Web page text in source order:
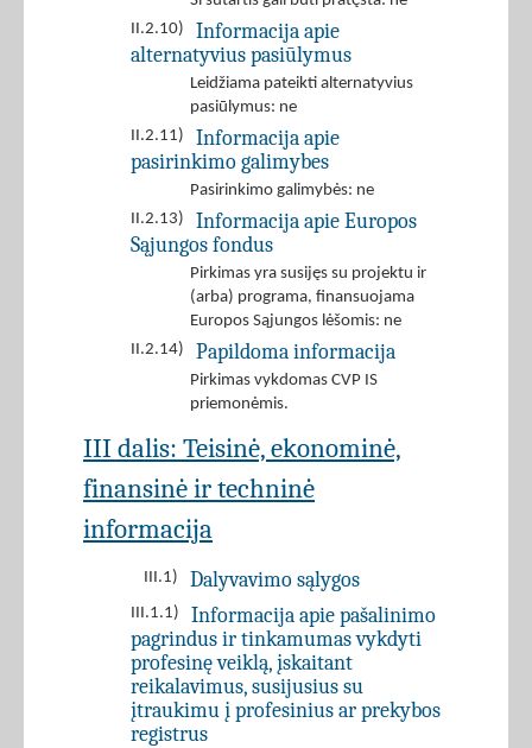
II.2.10)
Informacija apie
alternatyvius pasiūlymus
Leidžiama pateikti alternatyvius
pasiūlymus: ne
II.2.11)
Informacija apie
pasirinkimo galimybes
Pasirinkimo galimybės: ne
II.2.13)
Informacija apie Europos
Sąjungos fondus
Pirkimas yra susijęs su projektu ir
(arba) programa, finansuojama
Europos Sąjungos lėšomis: ne
II.2.14)
Papildoma informacija
Pirkimas vykdomas CVP IS
priemonėmis.
III dalis: Teisinė, ekonominė,
finansinė ir techninė
informacija
III.1) Dalyvavimo sąlygos
III.1.1)
Informacija apie pašalinimo
pagrindus ir tinkamumas vykdyti
profesinę veiklą, įskaitant
reikalavimus, susijusius su
įtraukimu į profesinius ar prekybos
registrus